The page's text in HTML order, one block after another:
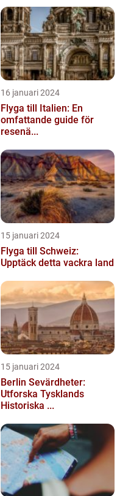
16 januari 2024
Flyga till Italien: En
omfattande guide för
resenä...
15 januari 2024
Flyga till Schweiz:
Upptäck detta vackra land
15 januari 2024
Berlin Sevärdheter:
Utforska Tysklands
Historiska ...